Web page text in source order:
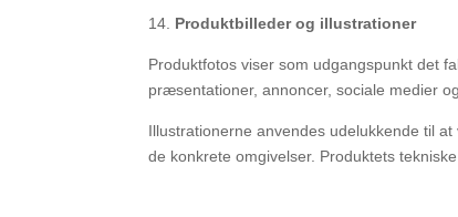
14. Produktbilleder og illustrationer
Produktfotos viser som udgangspunkt det
præsentationer, annoncer, sociale medier
Illustrationerne anvendes udelukkende til
de konkrete omgivelser. Produktets